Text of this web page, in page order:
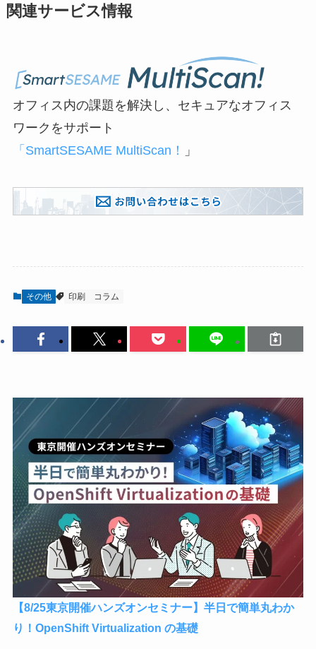
関連サービス情報
オフィス内の課題を解決し、セキュアなオフィス
ワークをサポート
「SmartSESAME MultiScan ！ 」
その他 印刷 コラム
【8/25東京開催ハンズオンセミナー】半日で簡単丸わか
り！OpenShift Virtualization の基礎